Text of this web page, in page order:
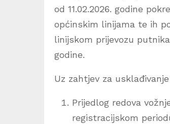
od 11.02.2026. godine
općinskim linijama te ih
linijskom prijevozu
godine.
Uz zahtjev za
Prijedlog redova
registracijskom